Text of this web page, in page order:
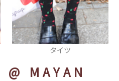
厚底シューズ
@ MAYAN